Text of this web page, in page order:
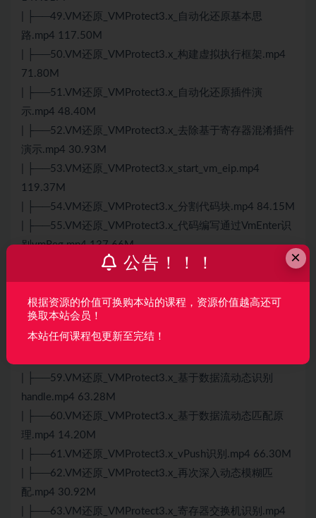
| ├──49.VM还原_VMProtect3.x_自动化还原基本思
路.mp4 117.50M
| ├──50.VM还原_VMProtect3.x_构建虚拟执行框架.mp4
71.80M
| ├──51.VM还原_VMProtect3.x_自动化还原插件演
示.mp4 48.40M
| ├──52.VM还原_VMProtect3.x_去除基于寄存器混淆插件
演示.mp4 30.93M
| ├──53.VM还原_VMProtect3.x_start_vm_eip.mp4
119.37M
| ├──54.VM还原_VMProtect3.x_分割代码块.mp4 84.15M
| ├──55.VM还原_VMProtect3.x_代码编写通过VmEnter识
别vmReg.mp4 137.66M
| ├──56.VM还原_VMProtect3.x_代码编写通过VmEnter识
别vmReg(2).mp4 123.70M
| ├──57.VM还原_VMProtect3.x_动态识别变形handle.mp4
96.14M
| ├──58.VM还原_VMProtect3.x_动态识别变形
| ├──59.VM还原_VMProtect3.x_基于数据流动态识别
handle.mp4 63.28M
| ├──60.VM还原_VMProtect3.x_基于数据流动态匹配原
理.mp4 14.20M
| ├──61.VM还原_VMProtect3.x_vPush识别.mp4 66.30M
| ├──62.VM还原_VMProtect3.x_再次深入动态模糊匹
配.mp4 30.92M
| ├──63.VM还原_VMProtect3.x_寄存器交换机识别.mp4
×
公告！！！
根据资源的价值可换购本站的课程，资源价值越高还可
换取本站会员！
本站任何课程包更新至完结！